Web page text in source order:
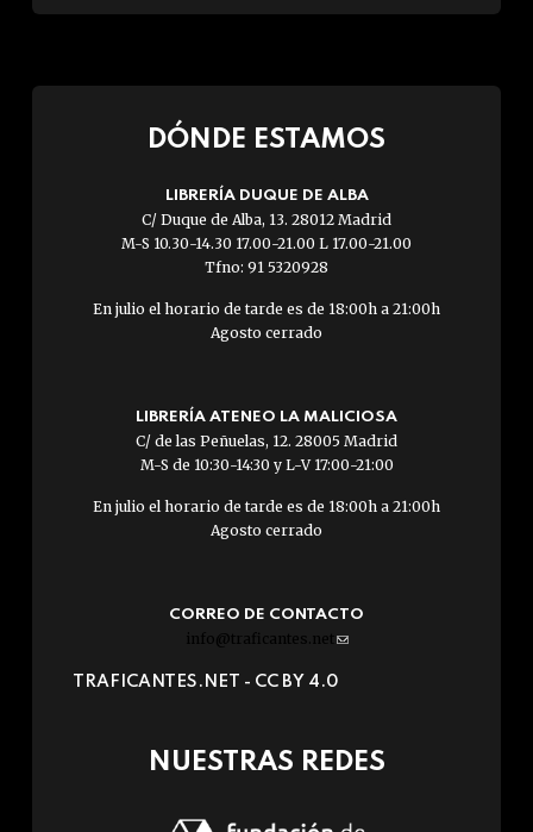
DÓNDE ESTAMOS
LIBRERÍA DUQUE DE ALBA
C/ Duque de Alba, 13. 28012 Madrid
M-S 10.30-14.30 17.00-21.00 L 17.00-21.00
Tfno: 91 5320928
En julio el horario de tarde es de 18:00h a 21:00h
Agosto cerrado
LIBRERÍA ATENEO LA MALICIOSA
C/ de las Peñuelas, 12. 28005 Madrid
M-S de 10:30-14:30 y L-V 17:00-21:00
En julio el horario de tarde es de 18:00h a 21:00h
Agosto cerrado
CORREO DE CONTACTO
info@traficantes.net (link
e-
TRAFICANTES.NET - CC BY 4.0
NUESTRAS REDES